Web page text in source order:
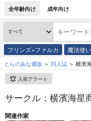
全年齢向け 成年向け
フリンズ×ファルカ 魔法使
とらのあな通販 同人誌 横濱
入荷アラート
サークル：横濱海星
関連作家